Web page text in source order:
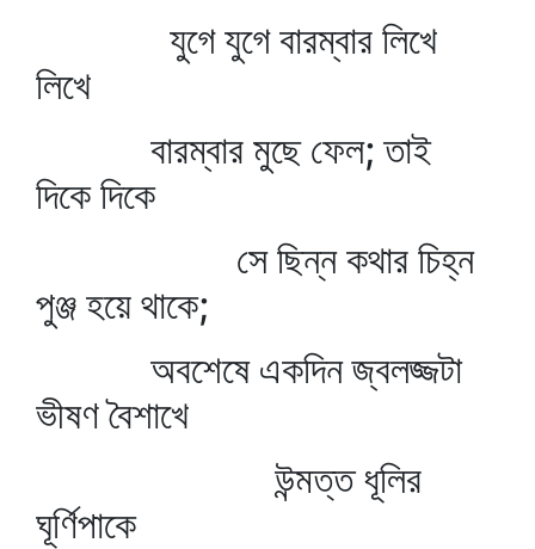
যুগে যুগে বারম্বার লিখে
লিখে
বারম্বার মুছে ফেল; তাই
দিকে দিকে
সে ছিন্ন কথার চিহ্ন
পুঞ্জ হয়ে থাকে;
অবশেষে একদিন জ্বলজ্জটা
ভীষণ বৈশাখে
উন্মত্ত ধূলির
ঘূর্ণিপাকে